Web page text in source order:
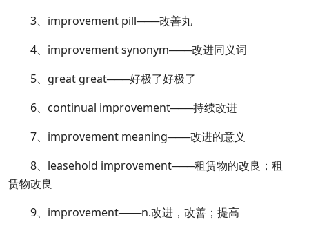
3、improvement pill───改善丸
4、improvement synonym───改进同义词
5、great great───好极了好极了
6、continual improvement───持续改进
7、improvement meaning───改进的意义
8、leasehold improvement───租赁物的改良；租
赁物改良
9、improvement───n.改进，改善；提高